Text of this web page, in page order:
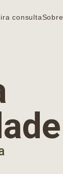
consultaSobre